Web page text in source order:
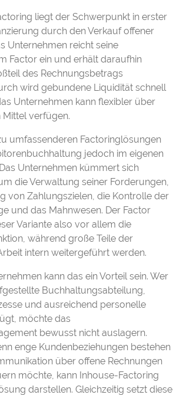
liegt der Schwerpunkt in erster
durch den Verkauf offener
Unternehmen reicht seine
Factor ein und erhält daraufhin
des Rechnungsbetrags
wird gebundene Liquidität schnell
Unternehmen kann flexibler über
Mittel verfügen.
umfassenderen Factoringlösungen
jedoch im eigenen
Unternehmen kümmert sich
die Verwaltung seiner Forderungen,
von Zahlungszielen, die Kontrolle der
und das Mahnwesen. Der Factor
Variante also vor allem die
während große Teile der
intern weitergeführt werden.
kann das ein Vorteil sein. Wer
Buchhaltungsabteilung,
und ausreichend personelle
möchte das
bewusst nicht auslagern.
enge Kundenbeziehungen bestehen
über offene Rechnungen
möchte, kann Inhouse-Factoring
darstellen. Gleichzeitig setzt diese